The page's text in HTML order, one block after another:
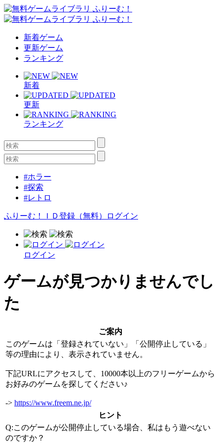
新着ゲーム
更新ゲーム
ランキング
新着
更新
ランキング
#ホラー
#探索
#レトロ
ふりーむ！ＩＤ登録（無料） ログイン
ログイン
ゲームが見つかりませんでし
た
ご案内
このゲームは「登録されていない」「公開停止している」
等の理由により、表示されていません。
下記URLにアクセスして、10000本以上のフリーゲームから
お好みのゲームを探してください♪
-> https://www.freem.ne.jp/
ヒント
Q:このゲームが公開停止している場合、私はもう遊べない
のですか？